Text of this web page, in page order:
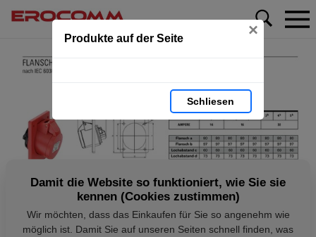
Produkte auf der Seite ×
Schliesen
Damit die Website so funktioniert, wie Sie sie
kennen (Cookies zustimmen)
Wir möchten, dass das Einkaufen für Sie so angenehm wie
möglich ist. Damit Sie auf unseren Seiten schnell finden, was